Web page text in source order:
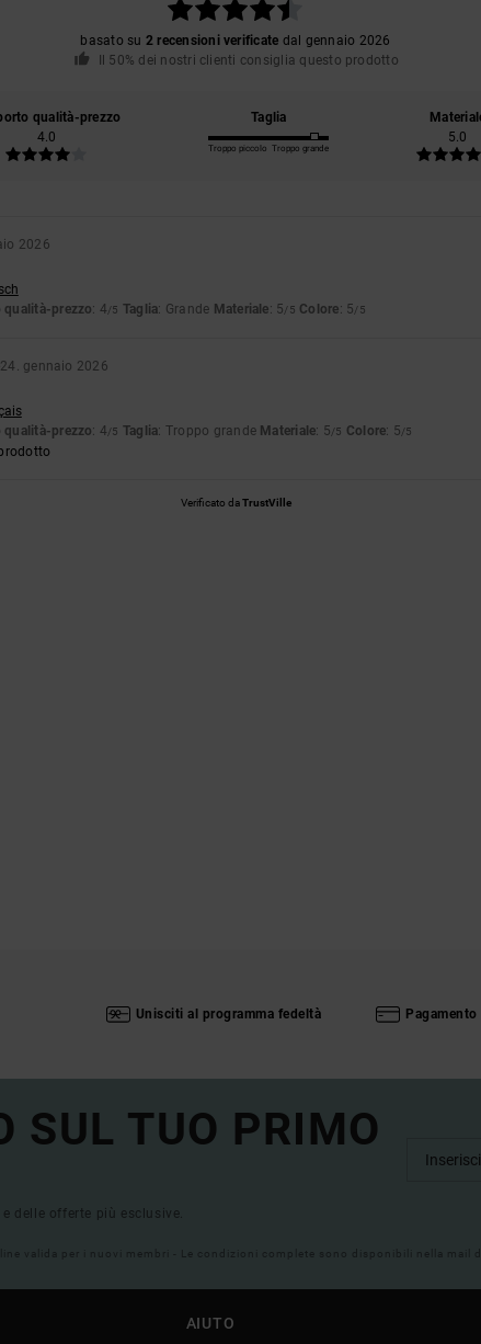
basato su 2 recensioni verificate dal gennaio 2026
Il 50% dei nostri clienti consiglia questo prodotto
qualità-prezzo
4.0
Taglia
Troppo piccolo Troppo grande
5.0
2026
qualità-prezzo: 4/5 Taglia: Grande Materiale: 5/5 Colore: 5/5
24. gennaio 2026
qualità-prezzo: 4/5 Taglia: Troppo grande Materiale: 5/5 Colore: 5/5
Verificato daTrustVille
Unisciti al programma fedeltà
SUL TUO PRIMO
delle offerte più esclusive.
line valida per i nuovi membri - Le condizioni complete sono disponibili nella mail
AIUTO